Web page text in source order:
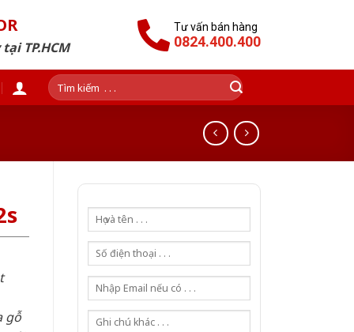
TP.HCM
Tư vấn bán hàng
0824.400.400
Tìm
kiếm:
gỗ